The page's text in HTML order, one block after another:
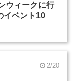
ウィークに行
イベント10
2/20